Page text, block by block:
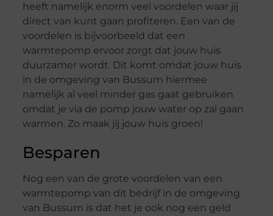
heeft namelijk enorm veel voordelen waar jij
direct van kunt gaan profiteren. Een van de
voordelen is bijvoorbeeld dat een
warmtepomp ervoor zorgt dat jouw huis
duurzamer wordt. Dit komt omdat jouw huis
in de omgeving van Bussum hiermee
namelijk al veel minder gas gaat gebruiken
omdat je via de pomp jouw water op zal gaan
warmen. Zo maak jij jouw huis groen!
Besparen
Nog een van de grote voordelen van een
warmtepomp van dit bedrijf in de omgeving
van Bussum is dat het je ook nog een geld